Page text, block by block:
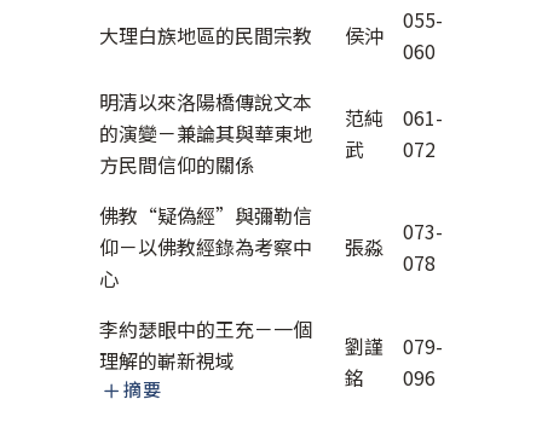
大理白族地區的民間宗教 侯沖
055-
060
明清以來洛陽橋傳說文本
的演變－兼論其與華東地
方民間信仰的關係
范純
武
061-
072
佛教“疑偽經”與彌勒信
仰－以佛教經錄為考察中
心
張淼
073-
078
李約瑟眼中的王充－一個
理解的嶄新視域
摘要
劉謹
銘
079-
096